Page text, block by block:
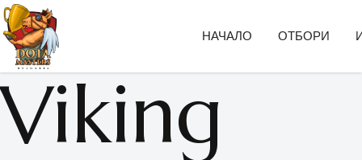
НАЧАЛО ОТБОРИ
Viking